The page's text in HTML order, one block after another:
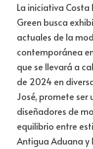
La iniciativa Costa
Green busca
actuales de la
contemporánea
que se llevará a
de 2024 en
José, promete
diseñadores de
equilibrio entre
Antigua Aduana y